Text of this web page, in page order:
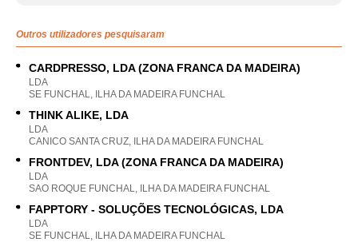
Outros utilizadores pesquisaram
CARDPRESSO, LDA (ZONA FRANCA DA MADEIRA)
LDA
SE FUNCHAL, ILHA DA MADEIRA FUNCHAL
THINK ALIKE, LDA
LDA
CANICO SANTA CRUZ, ILHA DA MADEIRA FUNCHAL
FRONTDEV, LDA (ZONA FRANCA DA MADEIRA)
LDA
SAO ROQUE FUNCHAL, ILHA DA MADEIRA FUNCHAL
FAPPTORY - SOLUÇÕES TECNOLÓGICAS, LDA
LDA
SE FUNCHAL, ILHA DA MADEIRA FUNCHAL